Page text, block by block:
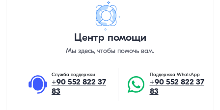
Центр помощи
Мы здесь, чтобы помочь вам.
Служба поддержки
+90 552 822 37
83
Поддержка WhatsApp
+90 552 822 37
83